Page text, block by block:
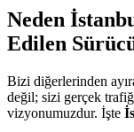
Kursu
Neden
Edilen
Bizi diğerlerinden
değil; sizi gerçek
vizyonumuzdur. İşte